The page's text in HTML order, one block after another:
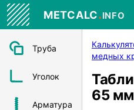
METCALC.INFO
Труба
Уголок
Арматура
медных
65 мм